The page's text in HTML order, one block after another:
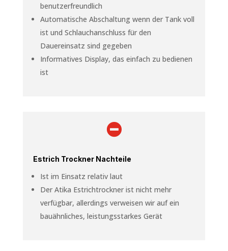
benutzerfreundlich
Automatische Abschaltung wenn der Tank voll
ist und Schlauchanschluss für den
Dauereinsatz sind gegeben
Informatives Display, das einfach zu bedienen
ist

Estrich Trockner Nachteile
Ist im Einsatz relativ laut
Der Atika Estrichtrockner ist nicht mehr
verfügbar, allerdings verweisen wir auf ein
bauähnliches, leistungsstarkes Gerät